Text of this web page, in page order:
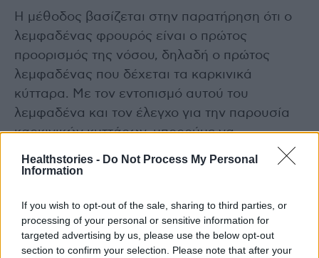
Healthstories - Do Not Process My Personal
Information
If you wish to opt-out of the sale, sharing to third parties, or
processing of your personal or sensitive information for
targeted advertising by us, please use the below opt-out
section to confirm your selection. Please note that after your
Η μέθοδος βασίζεται στην παρατήρηση ότι ο
λεμφαδένας φρουρός είναι ο πρώτος
προορισμός της νόσου, δηλαδή ο πρώτος
λεμφαδένας που δέχεται τα καρκινικά
κύτταρα. Με τον εντοπισμό αυτού του
λεμφαδένα και τον έλεγχο για την παρουσία
καρκινικών κυττάρων, μπορούμε να
προσδιορίσουμε με ακρίβεια εάν η νόσος έχει
προχωρήσει.
Αυτή η πληροφορία είναι κρίσιμη για τη
σταδιοποίηση της νόσου, προσφέροντας
σημαντική καθοδήγηση για την επιλογή της